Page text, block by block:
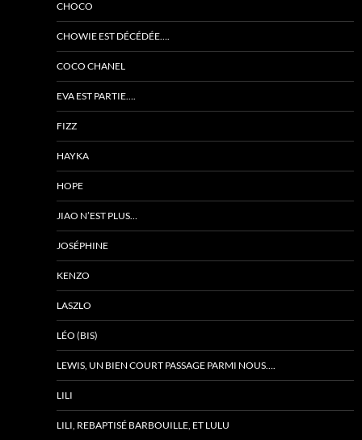
CHOCO
CHOWIE EST DÉCÉDÉE….
COCO CHANEL
EVA EST PARTIE….
FIZZ
HAYKA
HOPE
JIAO N’EST PLUS…
JOSÉPHINE
KENZO
LASZLO
LÉO (BIS)
LEWIS, UN BIEN COURT PASSAGE PARMI NOUS….
LILI
LILI, REBAPTISÉ BARBOUILLE, ET LULU